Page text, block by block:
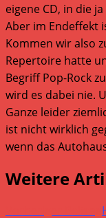
eigene CD, in die
Aber im Endeffekt
Kommen wir also
Repertoire hatte
Begriff Pop-Rock
wird es dabei nie.
Ganze leider
ist nicht wirklich
wenn das
Weitere